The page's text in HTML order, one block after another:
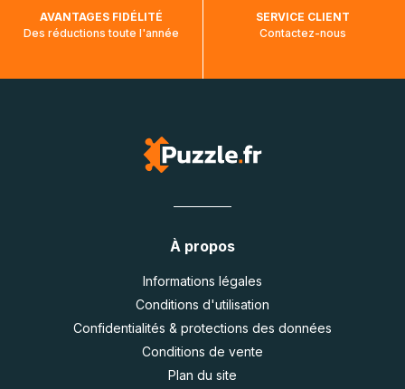
AVANTAGES FIDÉLITÉ
Des réductions toute l'année
SERVICE CLIENT
Contactez-nous
À propos
Informations légales
Conditions d'utilisation
Confidentialités & protections des données
Conditions de vente
Plan du site